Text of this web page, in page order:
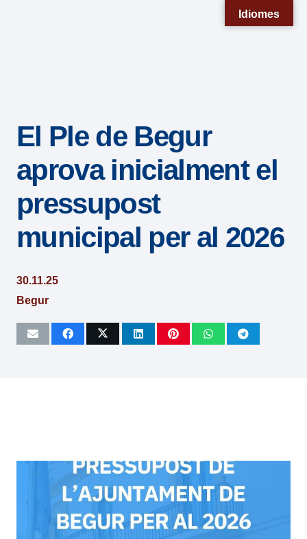
sistema
accesibilidad.
El Ple de Begur
aprova inicialment el
pressupost
municipal per al 2026
30.11.25
Begur
Idiomes